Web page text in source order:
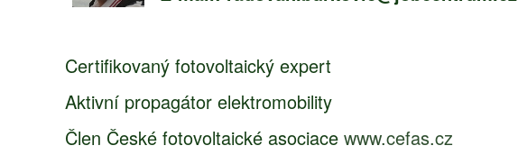
Certifikovaný fotovoltaický expert
Aktivní propagátor elektromobility
Člen České fotovoltaické asociace www.cefas.cz